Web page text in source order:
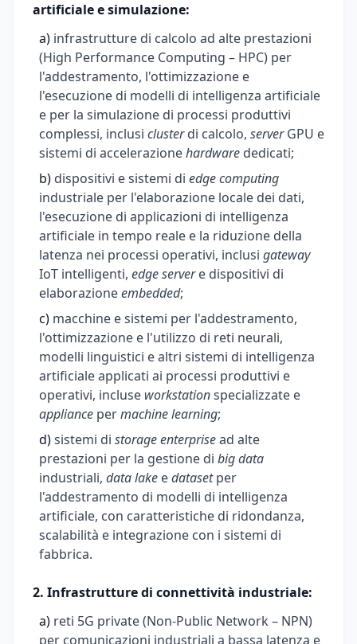
artificiale e simulazione:
a) infrastrutture di calcolo ad alte prestazioni
(High Performance Computing – HPC) per
l'addestramento, l'ottimizzazione e
l'esecuzione di modelli di intelligenza artificiale
e per la simulazione di processi produttivi
complessi, inclusi clusterdi calcolo, serverGPU e
sistemi di accelerazionehardware dedicati;
b) dispositivi e sistemi di edge computing
industriale per l'elaborazione locale dei dati,
l'esecuzione di applicazioni di intelligenza
artificiale in tempo reale e la riduzione della
latenza nei processi operativi, inclusi gateway
IoT intelligenti, edge servere dispositivi di
elaborazioneembedded;
c) macchine e sistemi per l'addestramento,
l'ottimizzazione e l'utilizzo di reti neurali,
modelli linguistici e altri sistemi di intelligenza
artificiale applicati ai processi produttivi e
operativi, incluse workstationspecializzate e
appliance permachine learning;
d)sistemi di storage enterprisead alte
prestazioni per la gestione di big data
industriali, data lake edatasetper
l'addestramento di modelli di intelligenza
artificiale, con caratteristiche di ridondanza,
scalabilità e integrazione con i sistemi di
fabbrica.
2. Infrastrutture di connettività industriale:
a) reti 5G private (Non-Public Network – NPN)
per comunicazioni industriali a bassa latenza e